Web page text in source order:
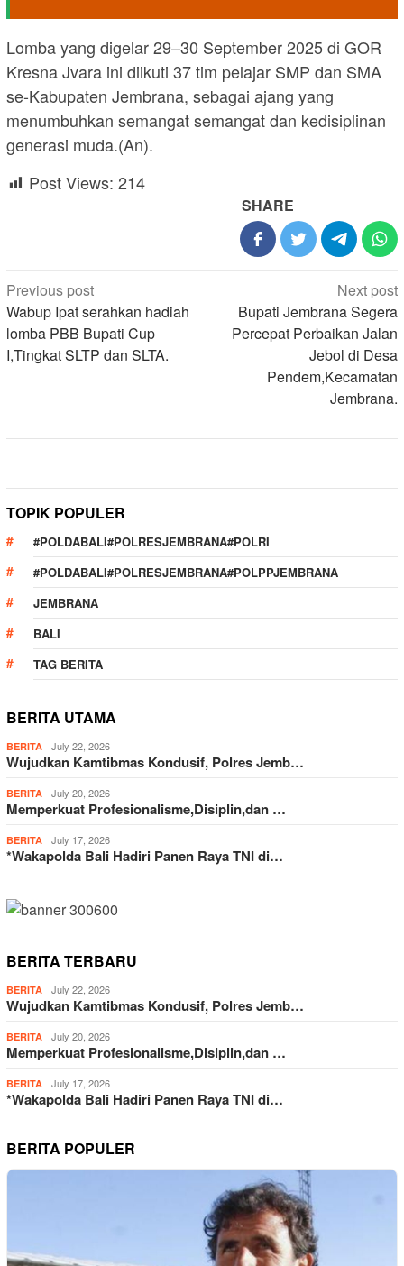
Lomba yang digelar 29–30 September 2025 di GOR
Kresna Jvara ini diikuti 37 tim pelajar SMP dan SMA
se-Kabupaten Jembrana, sebagai ajang yang
menumbuhkan semangat semangat dan kedisiplinan
generasi muda.(An).
Post Views: 214
SHARE
Post
navigation
Previous post
Wabup Ipat serahkan hadiah
lomba PBB Bupati Cup
I,Tingkat SLTP dan SLTA.
Next post
Bupati Jembrana Segera
Percepat Perbaikan Jalan
Jebol di Desa
Pendem,Kecamatan
Jembrana.
TOPIK POPULER
#POLDABALI#POLRESJEMBRANA#POLRI
#POLDABALI#POLRESJEMBRANA#POLPPJEMBRANA
JEMBRANA
BALI
TAG BERITA
BERITA UTAMA
BERITA July 22, 2026
Wujudkan Kamtibmas Kondusif, Polres Jemb…
BERITA July 20, 2026
Memperkuat Profesionalisme,Disiplin,dan …
BERITA July 17, 2026
*Wakapolda Bali Hadiri Panen Raya TNI di…
BERITA TERBARU
BERITA July 22, 2026
Wujudkan Kamtibmas Kondusif, Polres Jemb…
BERITA July 20, 2026
Memperkuat Profesionalisme,Disiplin,dan …
BERITA July 17, 2026
*Wakapolda Bali Hadiri Panen Raya TNI di…
BERITA POPULER